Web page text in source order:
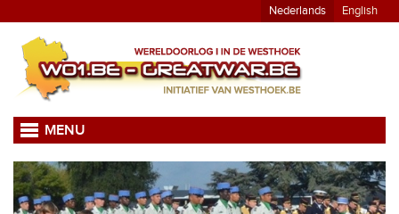
Nederlands English
MENU